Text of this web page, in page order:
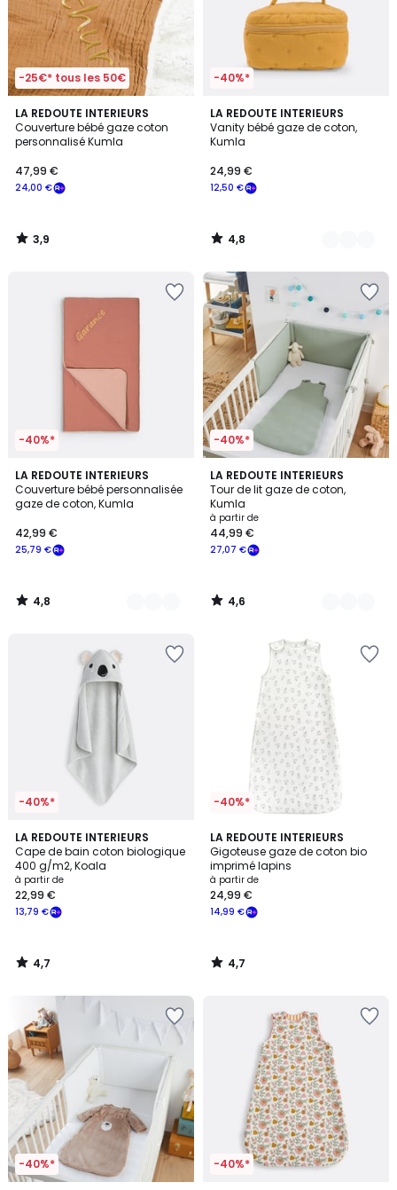
-25€* tous les 50€
LA REDOUTE INTERIEURS
Couverture bébé gaze coton
personnalisé Kumla
24,00 €
47,99 €
3,9
/ 5
3,9
/
-40%*
LA REDOUTE INTERIEURS
Vanity bébé gaze de coton,
Kumla
12,50 €
24,99 €
4,8
/ 5
3
Couleurs
4,8
/
-40%*
LA REDOUTE INTERIEURS
Couverture bébé personnalisée
gaze de coton, Kumla
25,79 €
42,99 €
4,8
/ 5
2
Couleurs
4,8
/
-40%*
LA REDOUTE INTERIEURS
Tour de lit gaze de coton,
Kumla
à partir de
27,07 €
44,99 €
4,6
/ 5
3
Couleurs
4,6
/
-40%*
LA REDOUTE INTERIEURS
Cape de bain coton biologique
400 g/m2, Koala
à partir de
13,79 €
22,99 €
4,7
/ 5
4,7
/
-40%*
LA REDOUTE INTERIEURS
Gigoteuse gaze de coton bio
imprimé lapins
à partir de
14,99 €
24,99 €
4,7
/ 5
4,7
/
-40%* -40%*